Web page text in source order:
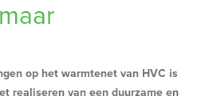
op het warmtenet van HVC is
realiseren van een duurzame en